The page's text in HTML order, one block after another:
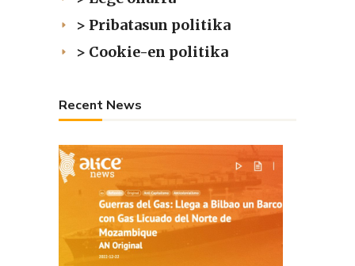
> Pribatasun politika
> Cookie-en politika
Recent News